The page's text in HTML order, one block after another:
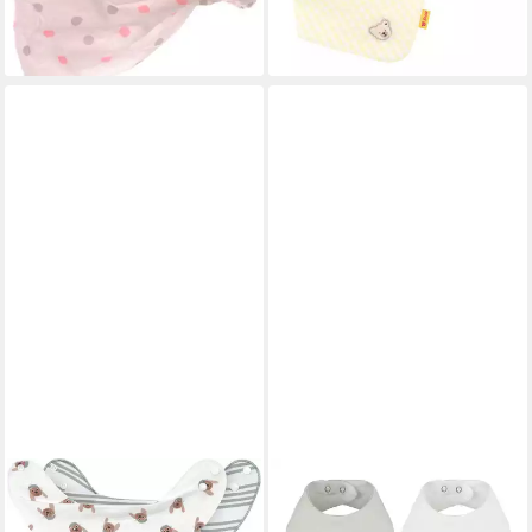
lieferbar - in 4-5 Werktagen bei dir
LÄSSIG
Dreieckstuch Tiny Team Dog,
BISTYLE
Dreieckstuch (3 St) Baby